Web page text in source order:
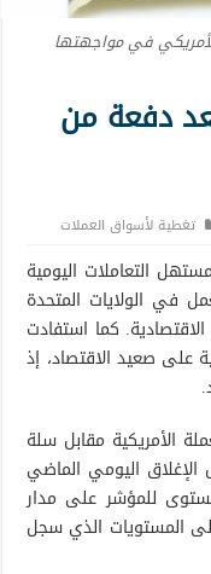
في مواجهتها
دفعة من
تغطية لأسواق العملات
التعاملات اليومية
في الولايات المتحدة
كما استفادت
على صعيد الاقتصاد، إذ
الأمريكية مقابل سلة
101.23 نقطة مقابل الإغلاق اليومي الماضي
أدنى مستوى للمؤشر على مدار
نقطة مقابل أعلى المستويات الذي سجل